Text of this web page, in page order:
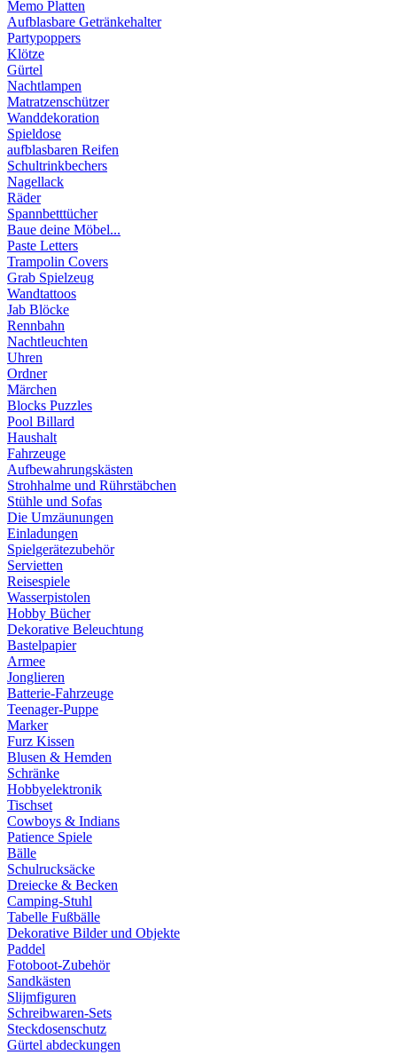
Memo Platten
Aufblasbare Getränkehalter
Partypoppers
Klötze
Gürtel
Nachtlampen
Matratzenschützer
Wanddekoration
Spieldose
aufblasbaren Reifen
Schultrinkbechers
Nagellack
Räder
Spannbetttücher
Baue deine Möbel...
Paste Letters
Trampolin Covers
Grab Spielzeug
Wandtattoos
Jab Blöcke
Rennbahn
Nachtleuchten
Uhren
Ordner
Märchen
Blocks Puzzles
Pool Billard
Haushalt
Fahrzeuge
Aufbewahrungskästen
Strohhalme und Rührstäbchen
Stühle und Sofas
Die Umzäunungen
Einladungen
Spielgerätezubehör
Servietten
Reisespiele
Wasserpistolen
Hobby Bücher
Dekorative Beleuchtung
Bastelpapier
Armee
Jonglieren
Batterie-Fahrzeuge
Teenager-Puppe
Marker
Furz Kissen
Blusen & Hemden
Schränke
Hobbyelektronik
Tischset
Cowboys & Indians
Patience Spiele
Bälle
Schulrucksäcke
Dreiecke & Becken
Camping-Stuhl
Tabelle Fußbälle
Dekorative Bilder und Objekte
Paddel
Fotoboot-Zubehör
Sandkästen
Slijmfiguren
Schreibwaren-Sets
Steckdosenschutz
Gürtel abdeckungen